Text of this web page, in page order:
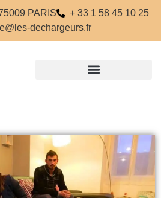
PARIS
+ 33 1 58 45 10 25
dechargeurs.fr